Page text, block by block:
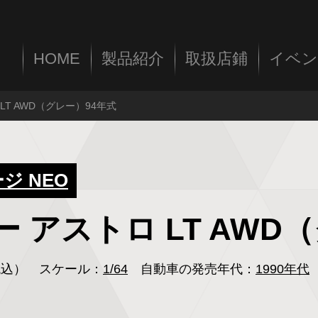
HOME 製品紹介 取扱店鋪 イベ
AWD（グレー）94年式
NEO
アストロ LT AWD
込） スケール： 1/64 自動車の発売年代： 1990年代